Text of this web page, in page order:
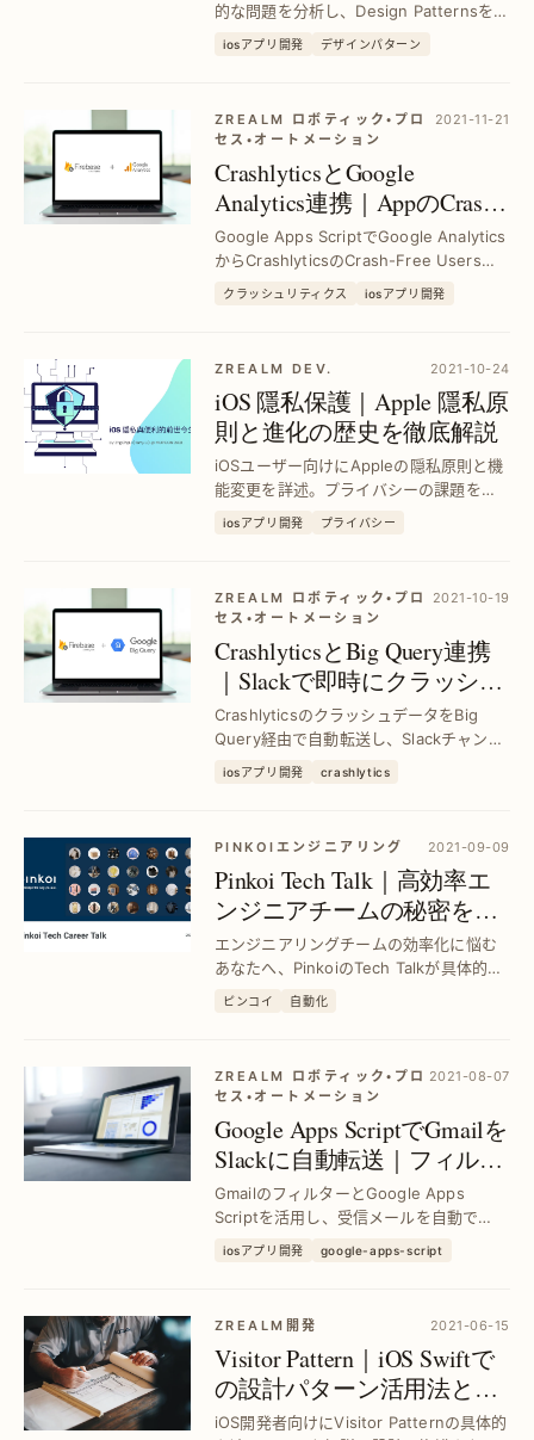
的な問題を分析し、Design Patternsを活
用して効率的に解決。開発者が直面する
iosアプリ開発 デザインパターン
ZREALM ロボティック・プロ
セス・オートメーション
2021-11-21
CrashlyticsとGoogle
Analytics連携｜AppのCrash-
Free Users率を自動取得する
方法
Google Apps ScriptでGoogle Analytics
からCrashlyticsのCrash-Free Users率
を自動取得し、Google Sheetsに即時反
クラッシュリティクス iosアプリ開発
ZREALM DEV. 2021-10-24
iOS 隱私保護｜Apple 隱私原
則と進化の歴史を徹底解説
iOSユーザー向けにAppleの隠私原則と機
能変更を詳述。プライバシーの課題を解
決し、便利な機能を維持する進化過程を
iosアプリ開発 プライバシー
ZREALM ロボティック・プロ
セス・オートメーション
2021-10-19
CrashlyticsとBig Query連携
｜Slackで即時にクラッシュ
追跡を実現
CrashlyticsのクラッシュデータをBig
Query経由で自動転送し、Slackチャンネ
ルでリアルタイムに共有。開発者のクラ
ッシュ対応時間を大幅短縮し、効率的な
iosアプリ開発 crashlytics
PINKOIエンジニアリング 2021-09-09
Pinkoi Tech Talk｜高効率エ
ンジニアチームの秘密を徹
底解説
エンジニアリングチームの効率化に悩む
あなたへ、PinkoiのTech Talkが具体的な
方法と成功事例を紹介。チーム生産性を
ピンコイ 自動化
ZREALM ロボティック・プロ
セス・オートメーション
2021-08-07
Google Apps ScriptでGmailを
Slackに自動転送｜フィルタ
ー連携で効率化
GmailのフィルターとGoogle Apps
Scriptを活用し、受信メールを自動で
Slackチャンネルにカスタマイズ転送。手
動作業を削減し、情報共有を即時化する
iosアプリ開発 google-apps-script
ZREALM開発 2021-06-15
Visitor Pattern｜iOS Swiftで
の設計パターン活用法と実
践例
iOS開発者向けにVisitor Patternの具体的